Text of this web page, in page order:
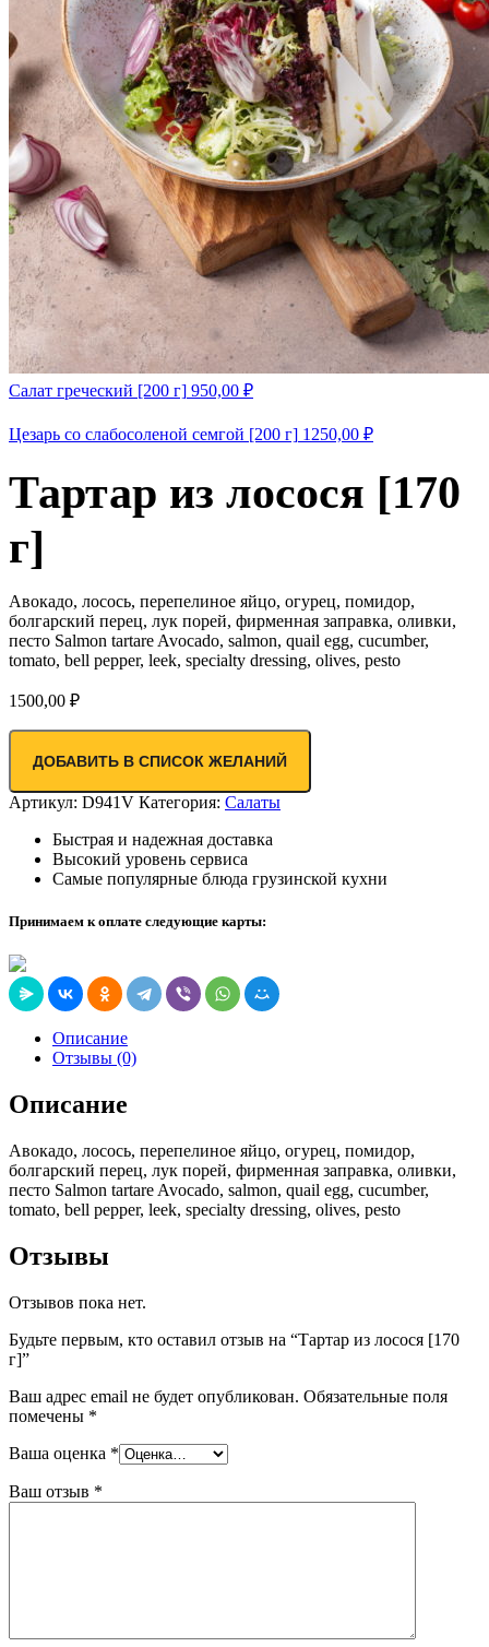
Салат греческий [200 г] 950,00 ₽
Цезарь со слабосоленой семгой [200 г] 1250,00 ₽
Тартар из лосося [170
г]
Авокадо, лосось, перепелиное яйцо, огурец, помидор,
болгарский перец, лук порей, фирменная заправка, оливки,
песто Salmon tartare Avocado, salmon, quail egg, cucumber,
tomato, bell pepper, leek, specialty dressing, olives, pesto
1500,00 ₽
ДОБАВИТЬ В СПИСОК ЖЕЛАНИЙ
Артикул: D941V Категория: Салаты
Быстрая и надежная доставка
Высокий уровень сервиса
Самые популярные блюда грузинской кухни
Принимаем к оплате следующие карты:
Описание
Отзывы (0)
Описание
Авокадо, лосось, перепелиное яйцо, огурец, помидор,
болгарский перец, лук порей, фирменная заправка, оливки,
песто Salmon tartare Avocado, salmon, quail egg, cucumber,
tomato, bell pepper, leek, specialty dressing, olives, pesto
Отзывы
Отзывов пока нет.
Будьте первым, кто оставил отзыв на “Тартар из лосося [170
г]”
Ваш адрес email не будет опубликован. Обязательные поля
помечены *
Ваша оценка *
Ваш отзыв *